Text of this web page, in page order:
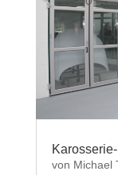
von Michael